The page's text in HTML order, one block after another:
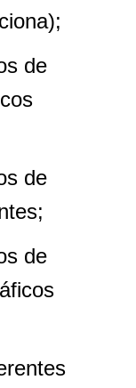
de
de
de